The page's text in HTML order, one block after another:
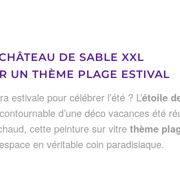
DE SABLE XXL
UN THÈME PLAGE ESTIVAL
estivale pour célébrer l’été ? L’étoile
d’une déco vacances été
cette peinture sur vitre thème
en véritable coin paradisiaque.